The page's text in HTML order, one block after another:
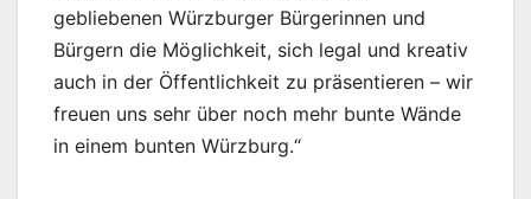
gebliebenen Würzburger Bürgerinnen und
Bürgern die Möglichkeit, sich legal und kreativ
auch in der Öffentlichkeit zu präsentieren – wir
freuen uns sehr über noch mehr bunte Wände
in einem bunten Würzburg.“